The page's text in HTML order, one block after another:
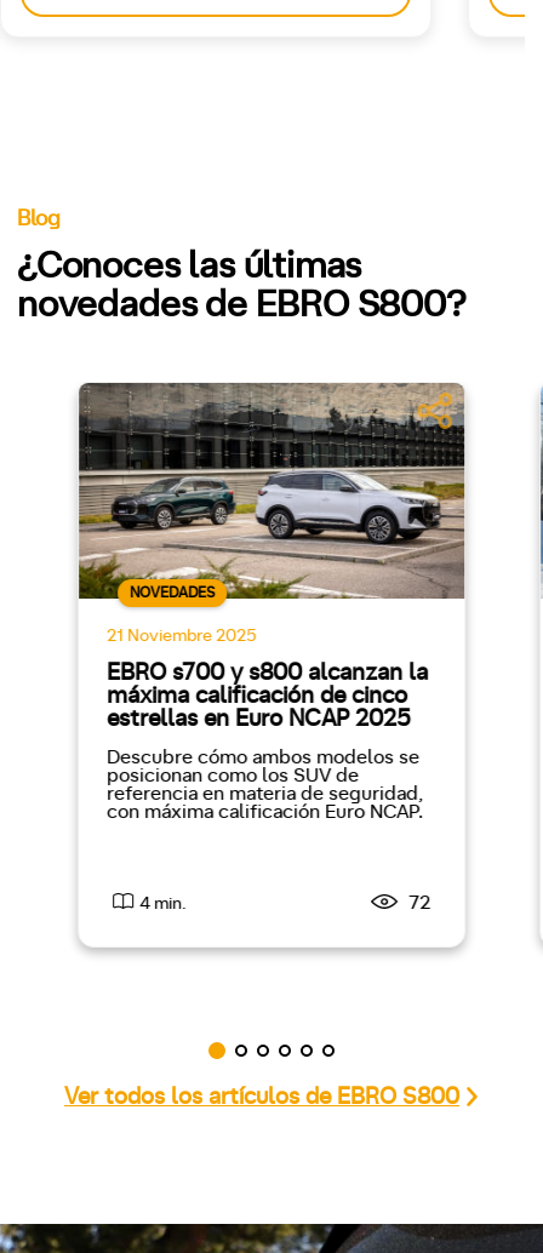
Blog
¿Conoces las últimas
novedades de EBRO S800?
NOVEDADES
21 Noviembre 2025
EBRO s700 y s800 alcanzan la
máxima calificación de cinco
estrellas en Euro NCAP 2025
Descubre cómo ambos modelos se
posicionan como los SUV de
referencia en materia de seguridad,
con máxima calificación Euro NCAP.
4 min. 72
Ver todos los artículos de EBRO S800